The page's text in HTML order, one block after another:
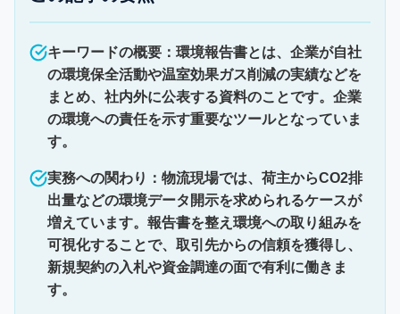
キーワードの概要：環境報告書とは、企業が自社
の環境保全活動や温室効果ガス削減の実績などを
まとめ、社内外に公表する資料のことです。企業
の環境への責任を示す重要なツールとなっていま
す。
実務への関わり：物流現場では、荷主からCO2排
出量などの環境データ開示を求められるケースが
増えています。報告書を整え環境への取り組みを
可視化することで、取引先からの信頼を獲得し、
新規契約の入札や資金調達の面で有利に働きま
す。